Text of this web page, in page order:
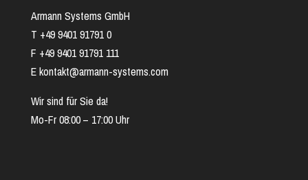
Armann Systems GmbH
T +49 9401 91791 0
F +49 9401 91791 111
E kontakt@armann-systems.com
Wir sind für Sie da!
Mo-Fr 08:00 – 17:00 Uhr